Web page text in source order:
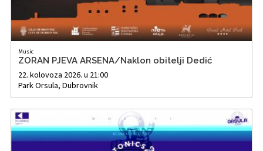
Music
ZORAN PJEVA ARSENA/Naklon obitelji Dedić
22. kolovoza 2026. u 21:00
Park Orsula, Dubrovnik